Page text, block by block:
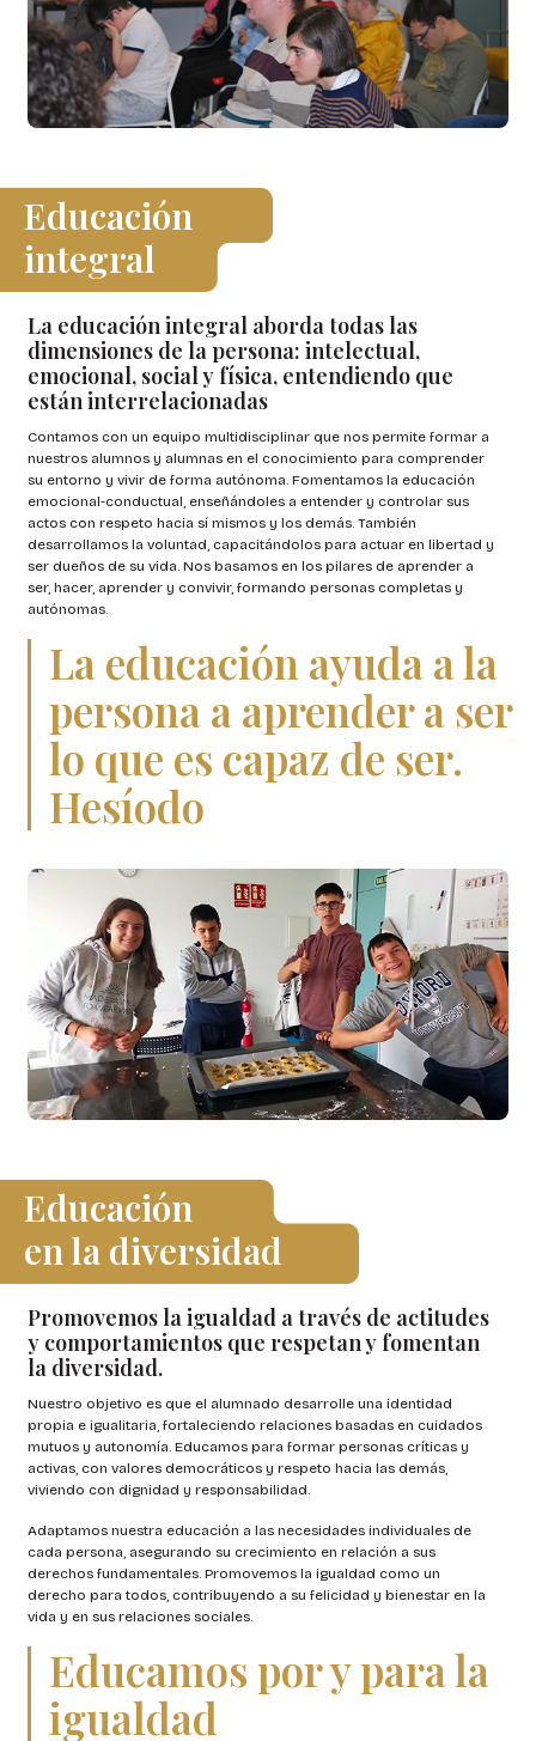
Educación
integral
La educación integral aborda todas las
dimensiones de la persona: intelectual,
emocional, social y física, entendiendo que
están interrelacionadas
Contamos con un equipo multidisciplinar que nos permite formar a
nuestros alumnos y alumnas en el conocimiento para comprender
su entorno y vivir de forma autónoma. Fomentamos la educación
emocional-conductual, enseñándoles a entender y controlar sus
actos con respeto hacia sí mismos y los demás. También
desarrollamos la voluntad, capacitándolos para actuar en libertad y
ser dueños de su vida. Nos basamos en los pilares de aprender a
ser, hacer, aprender y convivir, formando personas completas y
autónomas.
La educación ayuda a la
personaa aprender a ser
lo que es capaz de ser.
Hesíodo
Educación
en la diversidad
Promovemos la igualdad a través de actitudes
y comportamientos que respetan y fomentan
la diversidad.
Nuestro objetivo es que el alumnado desarrolle una identidad
propia e igualitaria, fortaleciendo relaciones basadas en cuidados
mutuos y autonomía. Educamos para formar personas críticas y
activas, con valores democráticos y respeto hacia las demás,
viviendo con dignidad y responsabilidad.
Adaptamos nuestra educación a las necesidades individuales de
cada persona, asegurando su crecimiento en relación a sus
derechos fundamentales. Promovemos la igualdad como un
derecho para todos, contribuyendo a su felicidad y bienestar en la
vida y en sus relaciones sociales.
Educamos por y para la
igualdad